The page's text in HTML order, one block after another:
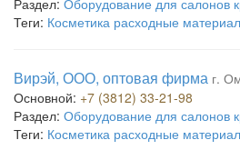
Раздел: Оборудование для салонов
Теги: Косметика расходные
Вирэй, ООО, оптовая фирма г.
Основной: +7 (3812) 33-21-98
Раздел: Оборудование для салонов
Теги: Косметика расходные